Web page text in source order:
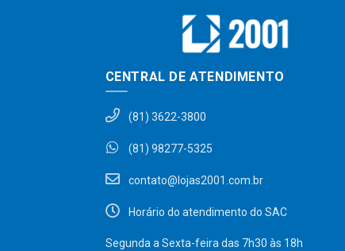
CENTRAL DE ATENDIMENTO
(81) 3622-3800
(81) 98277-5325
contato@lojas2001.com.br
Horário do atendimento do SAC
Segunda a Sexta-feira das 7h30 às 18h